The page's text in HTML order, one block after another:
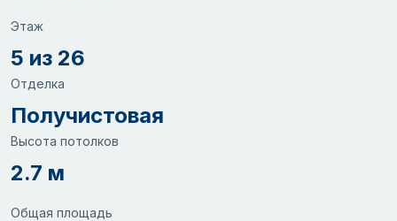
Этаж
5 из 26
Отделка
Получистовая
Высота потолков
2.7 м
Общая площадь